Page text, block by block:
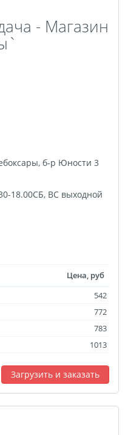
- Магазин
, б-р Юности 3
18.00СБ, ВС выходной
Цена, руб
542
772
783
1013
Загрузить и заказать